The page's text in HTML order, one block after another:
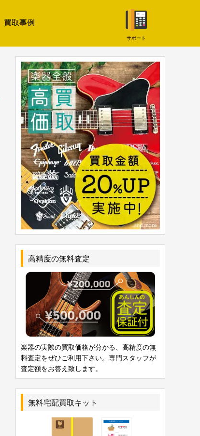
買取事例
サポート
高精度の無料査定
楽器の実際の買取価格が分かる、高精度の無
料査定をぜひご利用下さい。専門スタッフが
査定額をお答え致します。
無料宅配買取キット